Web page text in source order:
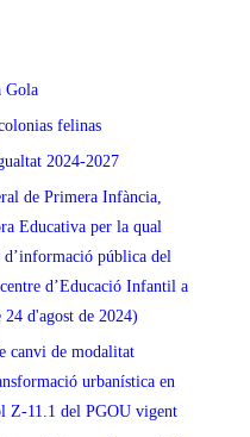
Gola
felinas
2024-2027
de Primera Infància,
Educativa per la qual
d’informació pública del
d’Educació Infantil a
d'agost de 2024)
canvi de modalitat
urbanística en
Z-11.1 del PGOU vigent